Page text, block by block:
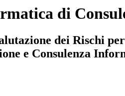
di
dei Rischi
e Consulenza